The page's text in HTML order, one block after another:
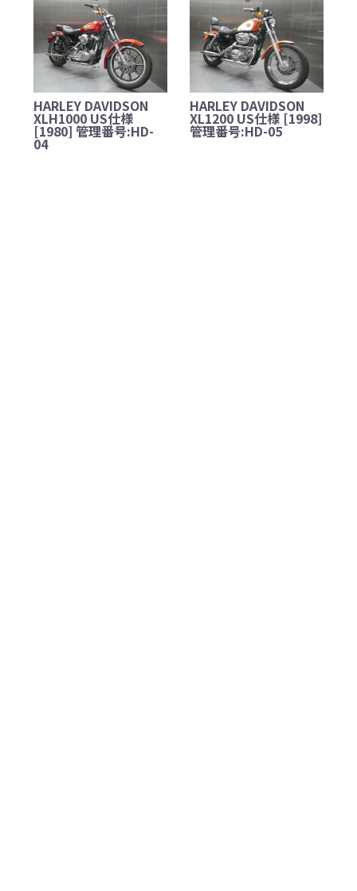
HARLEY DAVIDSON
XLH1000 US仕様
[1980] 管理番号:HD-
04
HARLEY DAVIDSON
XL1200 US仕様 [1998]
管理番号:HD-05